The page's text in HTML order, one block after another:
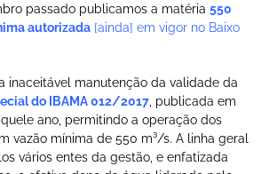
passado publicamos a matéria 550
autorizada [ainda] em vigor no Baixo
inaceitável manutenção da validade da
do IBAMA 012/2017 , publicada em
ano, permitindo a operação dos
vazão mínima de 550 m³/s. A linha geral
vários entes da gestão, e enfatizada